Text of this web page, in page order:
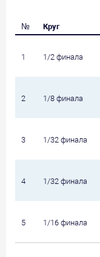
№ Круг
1 1/2 финала
2 1/8 финала
3 1/32 финала
4 1/32 финала
5 1/16 финала